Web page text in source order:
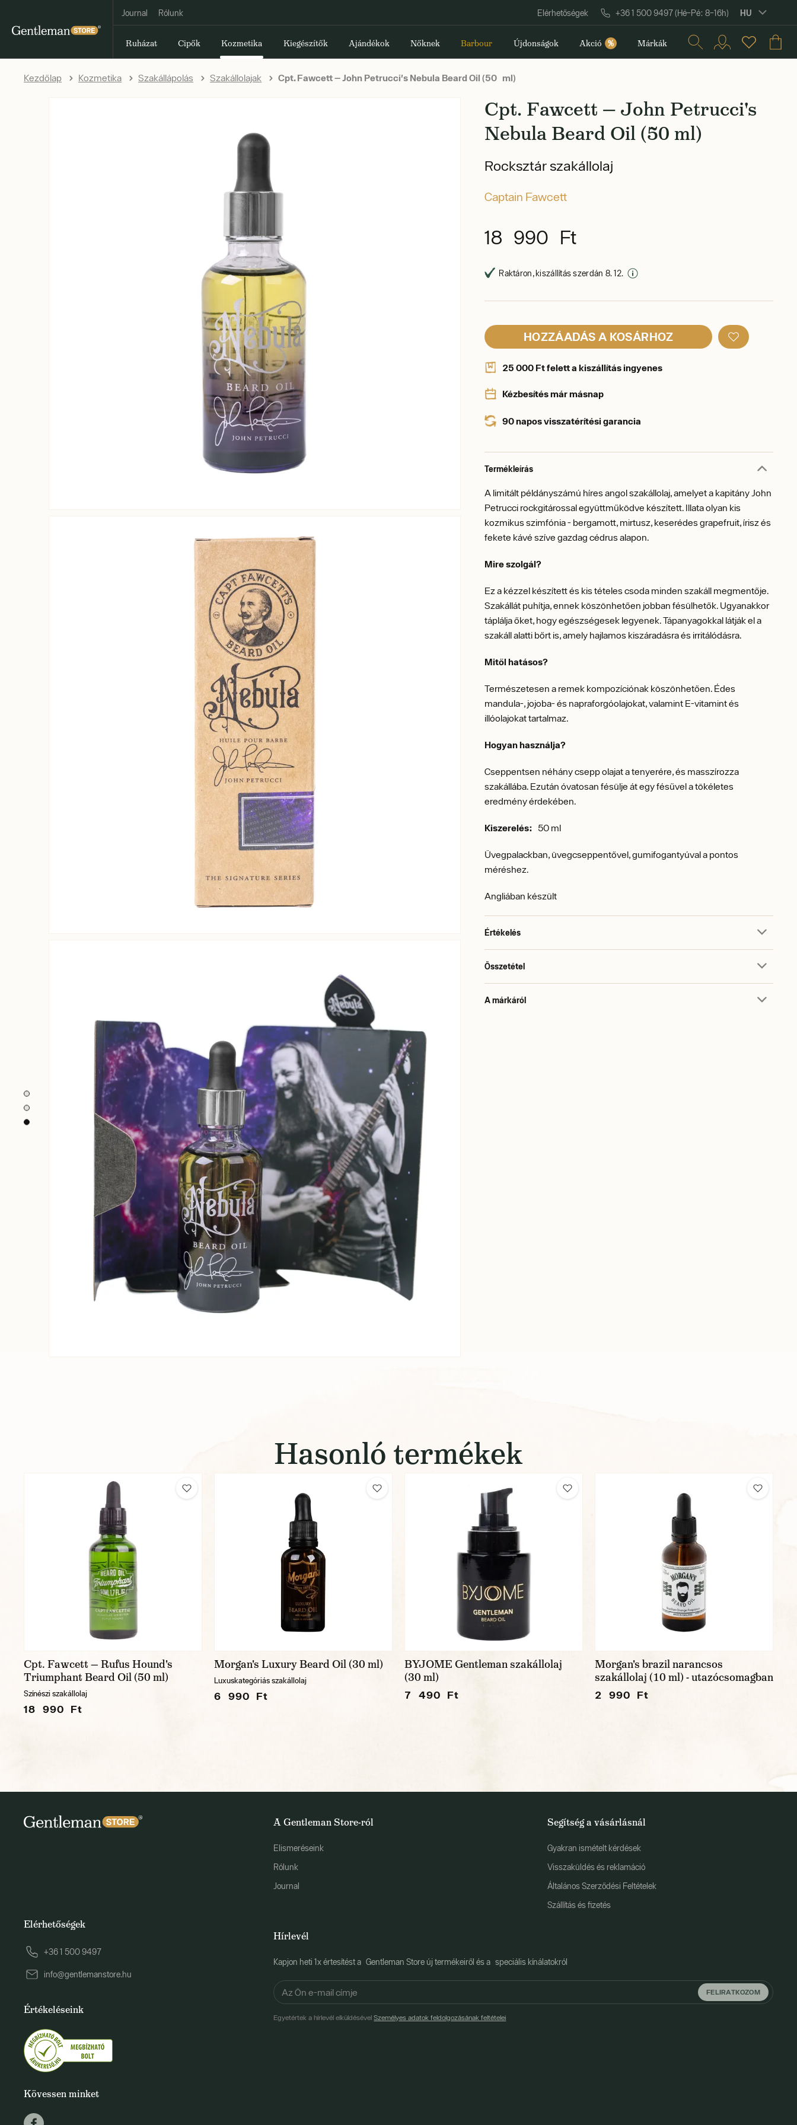
Journal Rólunk Elérhetőségek +36 1 500 9497 (Hé–Pé: 8–16h) HU
Ruházat Cipők Kozmetika Kiegészítők Ajándékok Nőknek Barbour Újdonságok Akció % Márkák
Kezdőlap Kozmetika Szakállápolás Szakállolajak Cpt. Fawcett — John Petrucci's Nebula Beard Oil (50 ml)
Cpt. Fawcett — John Petrucci's
Nebula Beard Oil (50 ml)
Rocksztár szakállolaj
Captain Fawcett
18 990 Ft
Raktáron, kiszállítás szerdán 8. 12.
HOZZÁADÁS A KOSÁRHOZ
25 000 Ft felett a kiszállítás ingyenes
Kézbesítés már másnap
90 napos visszatérítési garancia
Termékleírás
A limitált példányszámú híres angol szakállolaj, amelyet a kapitány John
Petrucci rockgitárossal együttműködve készített. Illata olyan kis
kozmikus szimfónia - bergamott, mirtusz, keserédes grapefruit, írisz és
fekete kávé szíve gazdag cédrus alapon.
Mire szolgál?
Ez a kézzel készített és kis tételes csoda minden szakáll megmentője.
Szakállát puhítja, ennek köszönhetően jobban fésülhetők. Ugyanakkor
táplálja őket, hogy egészségesek legyenek. Tápanyagokkal látják el a
szakáll alatti bőrt is, amely hajlamos kiszáradásra és irritálódásra.
Mitől hatásos?
Természetesen a remek kompozíciónak köszönhetően. Édes
mandula-, jojoba- és napraforgóolajokat, valamint E-vitamint és
illóolajokat tartalmaz.
Hogyan használja?
Cseppentsen néhány csepp olajat a tenyerére, és masszírozza
szakállába. Ezután óvatosan fésülje át egy fésűvel a tökéletes
eredmény érdekében.
Kiszerelés: 50 ml
Üvegpalackban, üvegcseppentővel, gumifogantyúval a pontos
méréshez.
Angliában készült
Értékelés
Összetétel
A márkáról
Hasonló termékek
Cpt. Fawcett — Rufus Hound's
Triumphant Beard Oil (50 ml)
Színészi szakállolaj
18 990 Ft
Morgan's Luxury Beard Oil (30 ml)
Luxuskategóriás szakállolaj
6 990 Ft
BYJOME Gentleman szakállolaj
(30 ml)
7 490 Ft
Morgan's brazil narancsos
szakállolaj (10 ml) - utazócsomagban
2 990 Ft
A Gentleman Store-ról
Elismeréseink
Rólunk
Journal
Segítség a vásárlásnál
Gyakran ismételt kérdések
Visszaküldés és reklamáció
Általános Szerződési Feltételek
Szállítás és fizetés
Hírlevél
Kapjon heti 1x értesítést a Gentleman Store új termékeiről és a speciális kínálatokról
FELIRATKOZOM
Egyetértek a hírlevél elküldésévelSzemélyes adatok feldolgozásának feltételei
Elérhetőségek
+36 1 500 9497
info@gentlemanstore.hu
Értékeléseink
Kövessen minket